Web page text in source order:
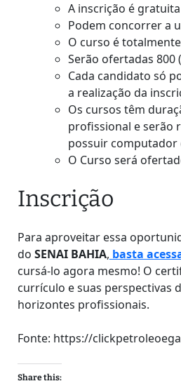
A inscrição é
Podem concorrer a
O curso é
Serão ofertadas 800
Cada candidato só
a realização da
Os cursos têm
profissional e serão
possuir computador
O Curso será
Inscrição
Para aproveitar essa
do SENAI BAHIA, basta
cursá-lo agora mesmo! O
currículo e suas perspectivas
horizontes profissionais.
Fonte: https://
Share this: